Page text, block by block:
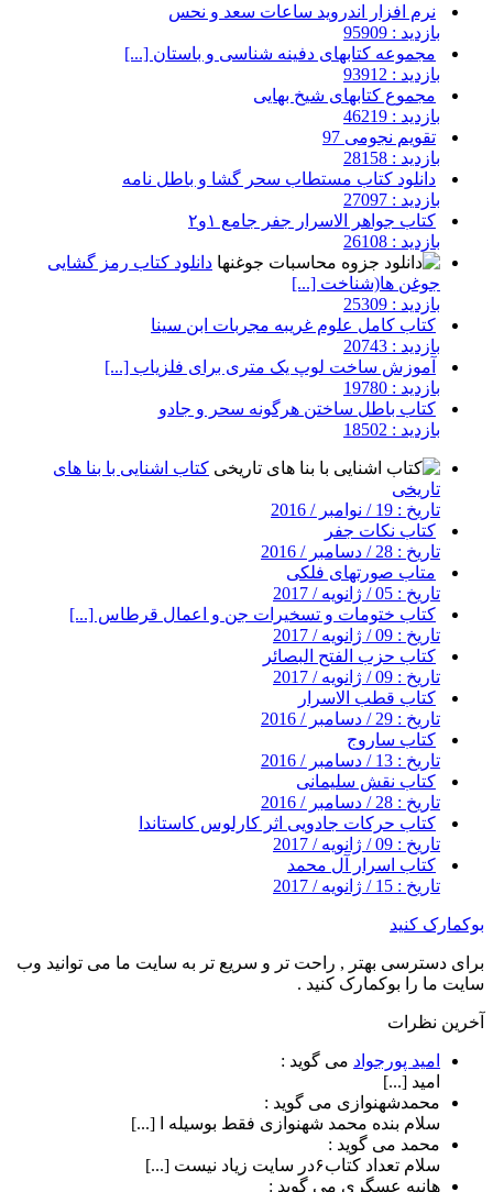
نرم افزار اندروید ساعات سعد و نحس
بازدید : 95909
مجموعه کتابهای دفینه شناسی و باستان [...]
بازدید : 93912
مجموع کتابهای شیخ بهایی
بازدید : 46219
تقویم نجومی 97
بازدید : 28158
دانلود کتاب مستطاب سحر گشا و باطل نامه
بازدید : 27097
کتاب جواهر الاسرار جفر جامع ۱و۲
بازدید : 26108
دانلود کتاب رمز گشایی
جوغن ها(شناخت [...]
بازدید : 25309
کتاب کامل علوم غریبه مجربات ابن سینا
بازدید : 20743
آموزش ساخت لوپ یک متری برای فلزیاب [...]
بازدید : 19780
کتاب باطل ساختن هرگونه سحر و جادو
بازدید : 18502
کتاب اشنایی با بنا های
تاریخی
تاریخ : 19 / نوامبر / 2016
کتاب نکات جفر
تاریخ : 28 / دسامبر / 2016
متاب صورتهای فلکی
تاریخ : 05 / ژانویه / 2017
کتاب ختومات و تسخیرات جن و اعمال قرطاس [...]
تاریخ : 09 / ژانویه / 2017
کتاب حزب الفتح البصائر
تاریخ : 09 / ژانویه / 2017
کتاب قطب الاسرار
تاریخ : 29 / دسامبر / 2016
کتاب ساروج
تاریخ : 13 / دسامبر / 2016
کتاب نقش سلیمانی
تاریخ : 28 / دسامبر / 2016
کتاب حرکات جادویی اثر کارلوس کاستاندا
تاریخ : 09 / ژانویه / 2017
کتاب اسرار آل محمد
تاریخ : 15 / ژانویه / 2017
بوکمارک کنید
برای دسترسی بهتر , راحت تر و سریع تر به سایت ما می توانید وب
سایت ما را بوکمارک کنید .
آخرین نظرات
امید پورجواد می گوید :
امید [...]
محمدشهنوازی می گوید :
سلام بنده محمد شهنوازی فقط بوسیله ا [...]
محمد می گوید :
سلام تعداد کتاب۶در سایت زیاد نیست [...]
هانیه عسگری می گوید :